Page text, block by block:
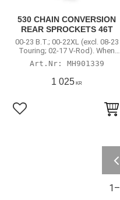
530 CHAIN CONVERSION
REAR SPROCKETS 46T
00-23 B.T.; 00-22XL (excl. 08-23
Touring; 02-17 V-Rod). When
converted to rear chain
MH901339
1 025 KR
Lägg till i favoriter
1–